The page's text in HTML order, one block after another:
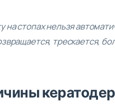
на стопах нельзя
трескается,